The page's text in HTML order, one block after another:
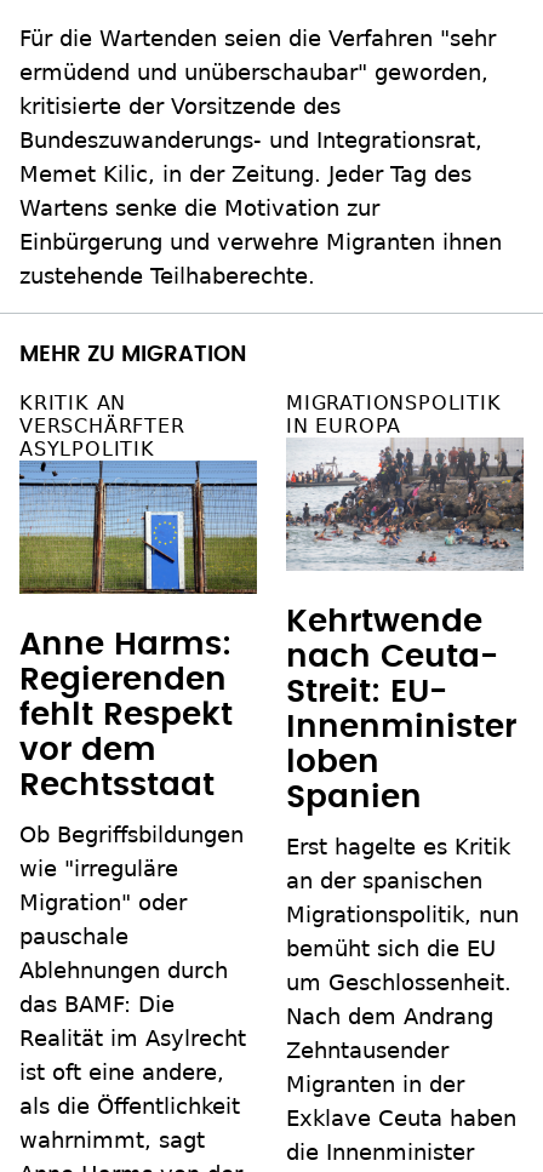
Für die Wartenden seien die Verfahren "sehr
ermüdend und unüberschaubar" geworden,
kritisierte der Vorsitzende des
Bundeszuwanderungs- und Integrationsrat,
Memet Kilic, in der Zeitung. Jeder Tag des
Wartens senke die Motivation zur
Einbürgerung und verwehre Migranten ihnen
zustehende Teilhaberechte.
MEHR ZU MIGRATION
KRITIK AN
VERSCHÄRFTER
ASYLPOLITIK
Anne Harms:
Regierenden
fehlt Respekt
vor dem
Rechtsstaat
Ob Begriffsbildungen
wie "irreguläre
Migration" oder
pauschale
Ablehnungen durch
das BAMF: Die
Realität im Asylrecht
ist oft eine andere,
als die Öffentlichkeit
wahrnimmt, sagt
MIGRATIONSPOLITIK
IN EUROPA
Kehrtwende
nach Ceuta-
Streit: EU-
Innenminister
loben
Spanien
Erst hagelte es Kritik
an der spanischen
Migrationspolitik, nun
bemüht sich die EU
um Geschlossenheit.
Nach dem Andrang
Zehntausender
Migranten in der
Exklave Ceuta haben
die Innenminister